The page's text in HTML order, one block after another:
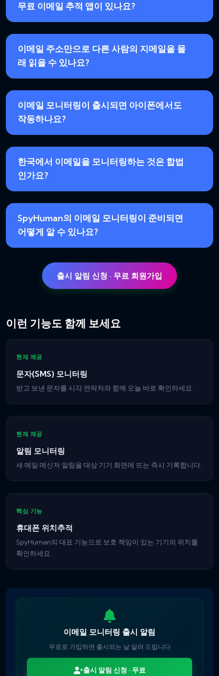
무료 이메일 추적 앱이 있나요?
이메일 주소만으로 다른 사람의 지메일을 몰
래 읽을 수 있나요?
이메일 모니터링이 출시되면 아이폰에서도
작동하나요?
한국에서 이메일을 모니터링하는 것은 합법
인가요?
SpyHuman의 이메일 모니터링이 준비되면
어떻게 알 수 있나요?
출시 알림 신청 · 무료 회원가입
이런 기능도 함께 보세요
현재 제공
문자(SMS) 모니터링
받고 보낸 문자를 시각·연락처와 함께 오늘 바로 확인하세요.
현재 제공
알림 모니터링
새 메일·메신저 알림을 대상 기기 화면에 뜨는 즉시 기록합니다.
핵심 기능
휴대폰 위치추적
SpyHuman의 대표 기능으로 보호 책임이 있는 기기의 위치를
확인하세요.
이메일 모니터링 출시 알림
무료로 가입하면 출시되는 날 알려 드립니다
출시 알림 신청 · 무료